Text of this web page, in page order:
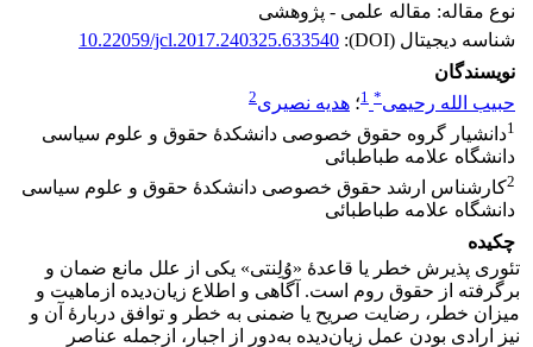
نوع مقاله: مقاله علمی - پژوهشی
شناسه دیجیتال (DOI):
10.22059/jcl.2017.240325.633540
نویسندگان
حبیب الله رحیمی*
1؛ هدیه نصیری2
1دانشیار گروه حقوق خصوصی دانشکدۀ حقوق و علوم سیاسی
دانشگاه علامه طباطبائی
2کارشناس ارشد حقوق خصوصی دانشکدۀ حقوق و علوم سیاسی
دانشگاه علامه طباطبائی
چکیده
تئوری پذیرش خطر یا قاعدۀ «وُلِنتی» یکی از علل مانع ضمان و
برگرفته از حقوق روم است. آگاهی و اطلاع زیان‌دیده ازماهیت و
میزان خطر، رضایت صریح یا ضمنی به خطر و توافق دربارۀ آن و
نیز ارادی بودن عمل زیان‌دیده به‌دور از اجبار، ازجمله عناصر